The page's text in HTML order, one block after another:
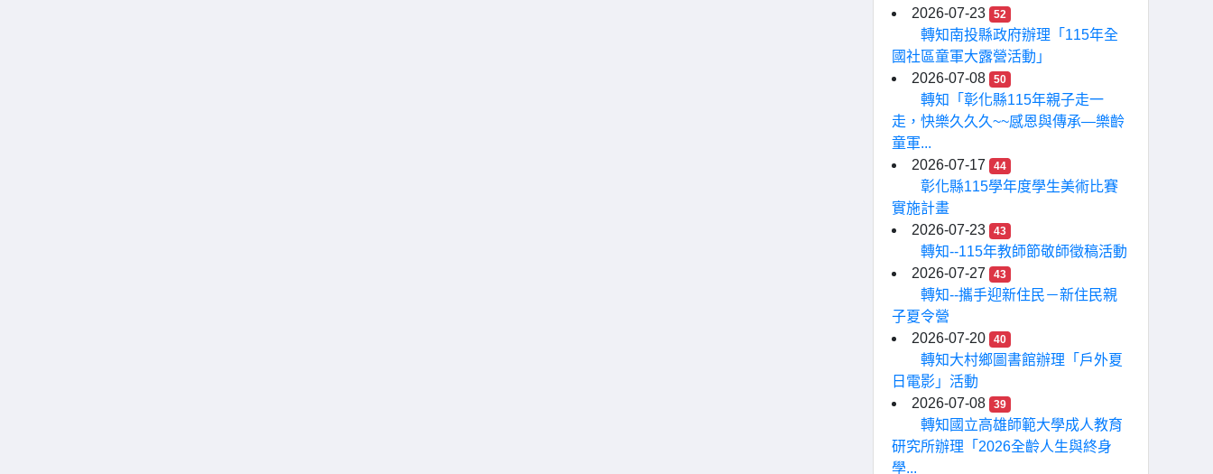
2026-07-23
52
轉知南投縣政府辦理「115年全
國社區童軍大露營活動」
2026-07-08
50
轉知「彰化縣115年親子走一
走，快樂久久久~~感恩與傳承—樂齡
童軍...
2026-07-17
44
彰化縣115學年度學生美術比賽
實施計畫
2026-07-23
43
轉知--115年教師節敬師徵稿活動
2026-07-27
43
轉知--攜手迎新住民－新住民親
子夏令營
2026-07-20
40
轉知大村鄉圖書館辦理「戶外夏
日電影」活動
2026-07-08
39
轉知國立高雄師範大學成人教育
研究所辦理「2026全齡人生與終身
學...